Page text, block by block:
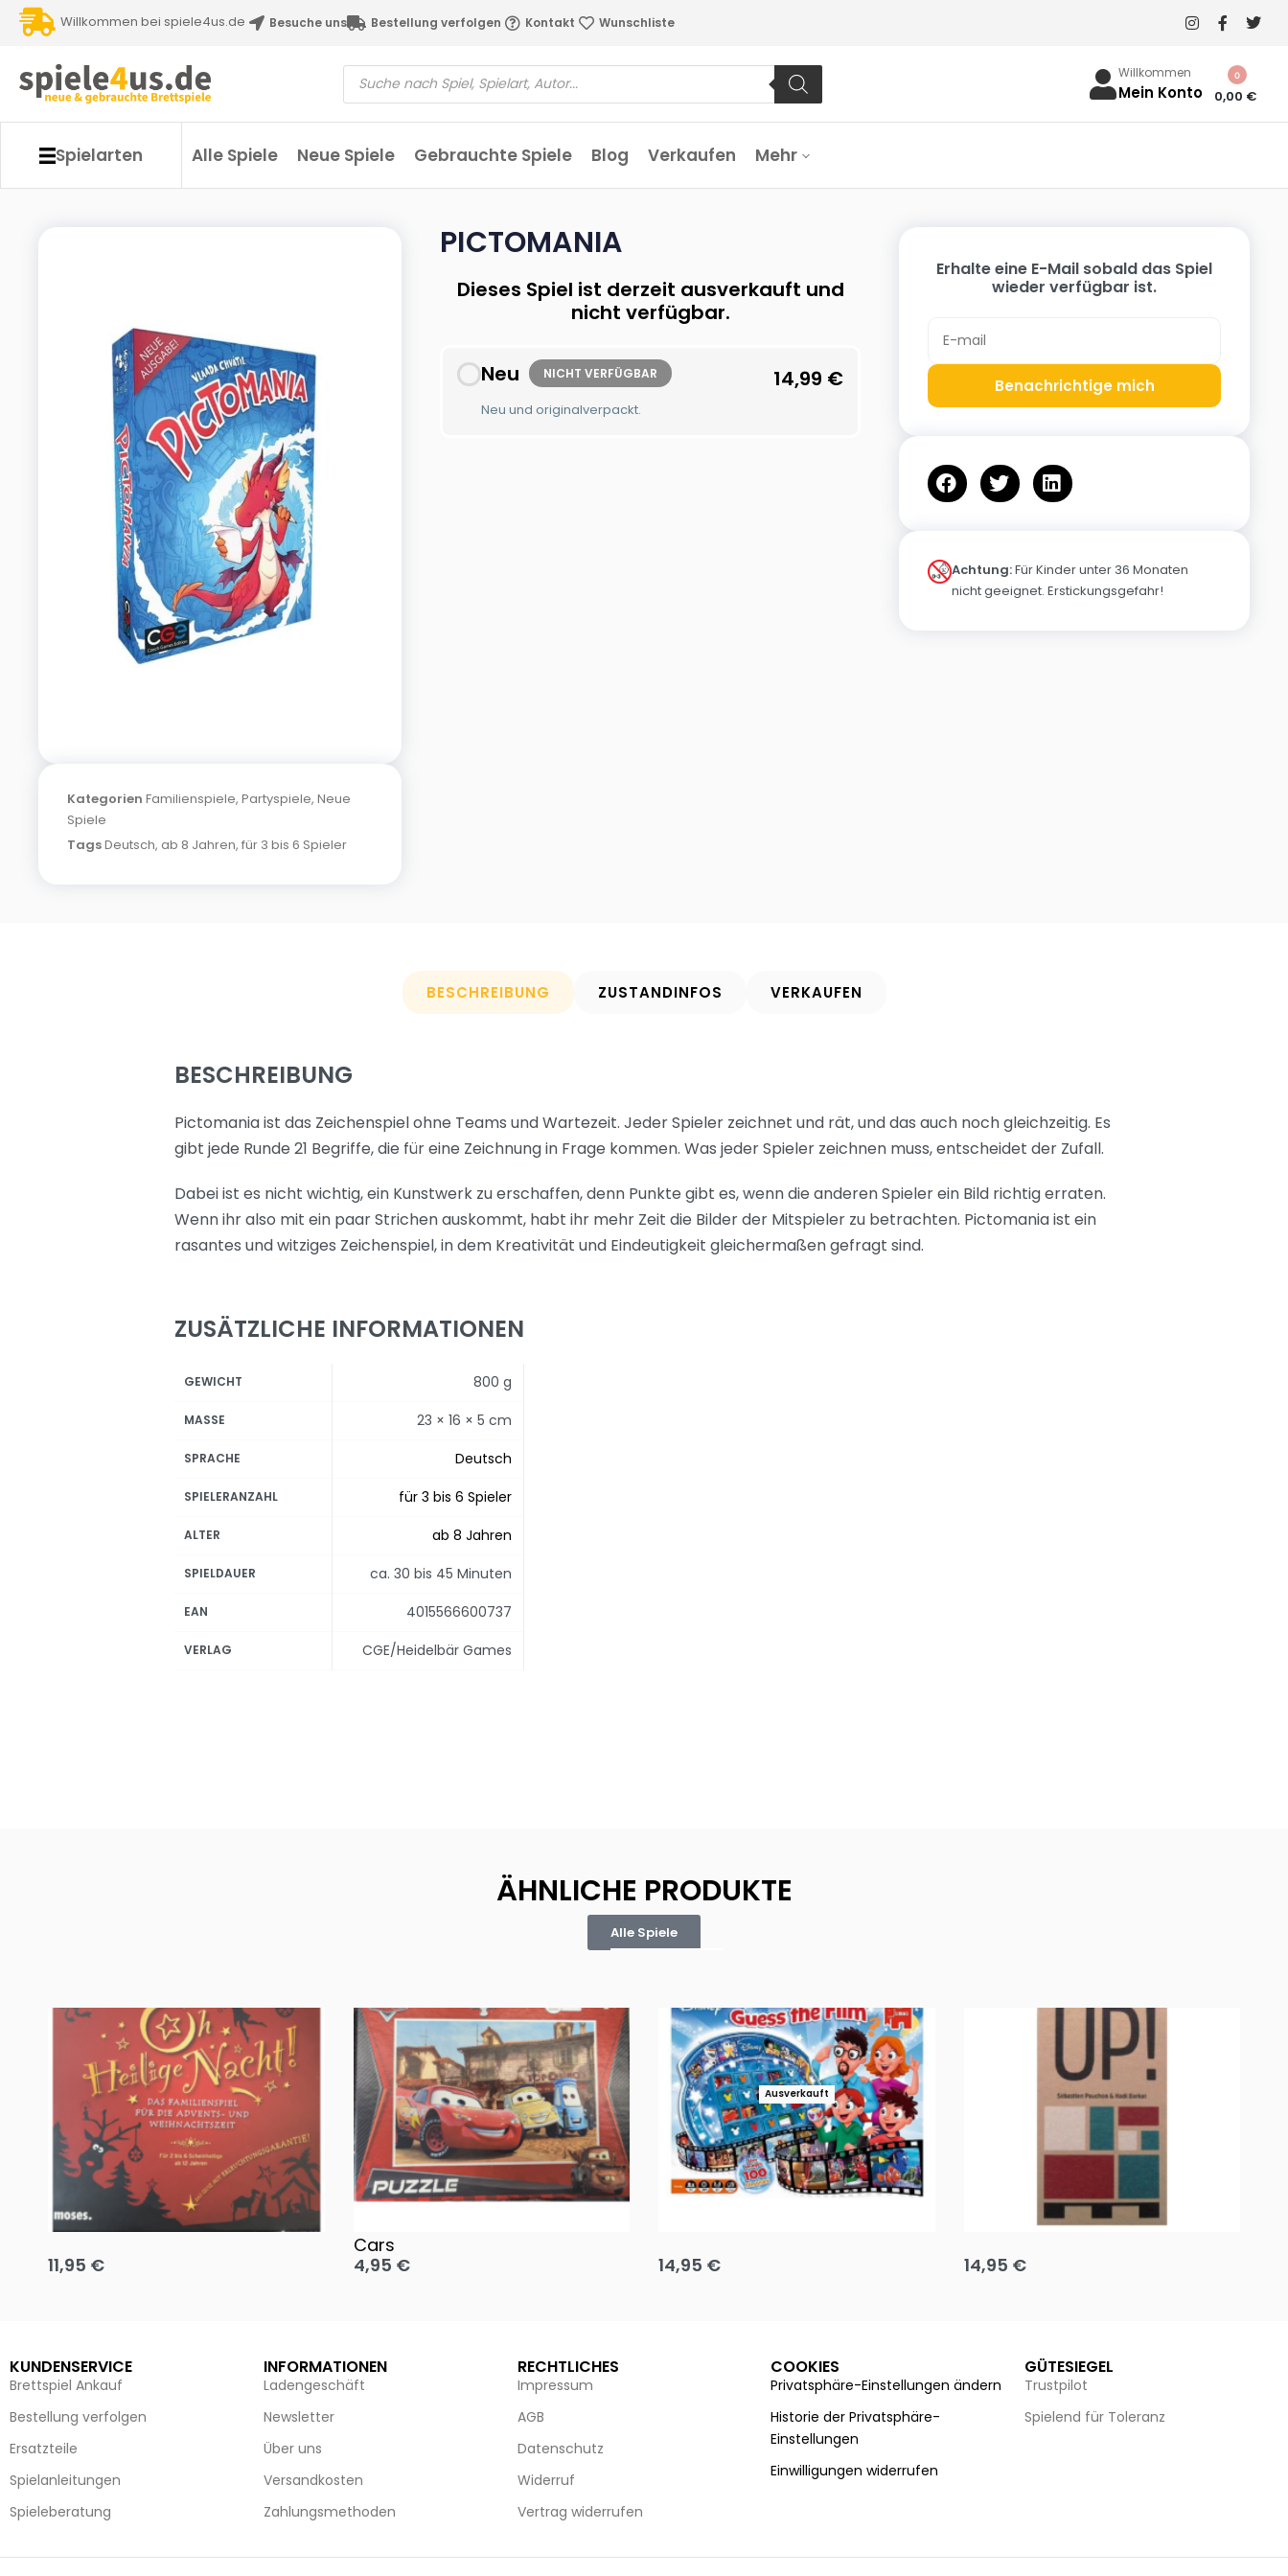
Willkommen bei spiele4us.de Besuche uns Bestellung verfolgen Kontakt Wunschliste
Willkommen
Mein Konto 0,00 €
0
Spielarten Alle Spiele Neue Spiele Gebrauchte Spiele Blog Verkaufen Mehr
Kategorien Familienspiele, Partyspiele, Neue
Spiele
TagsDeutsch, ab 8 Jahren, für 3 bis 6 Spieler
PICTOMANIA
Dieses Spiel ist derzeit ausverkauft und
nicht verfügbar.
Neu NICHT VERFÜGBAR
Neu und originalverpackt.
14,99 €
Erhalte eine E-Mail sobald das Spiel
wieder verfügbar ist.
Benachrichtige mich
Achtung:Für Kinder unter 36 Monaten
nicht geeignet. Erstickungsgefahr!
BESCHREIBUNG ZUSTANDINFOS VERKAUFEN
BESCHREIBUNG
Pictomania ist das Zeichenspiel ohne Teams und Wartezeit. Jeder Spieler zeichnet und rät, und das auch noch gleichzeitig. Es
gibt jede Runde 21 Begriffe, die für eine Zeichnung in Frage kommen. Was jeder Spieler zeichnen muss, entscheidet der Zufall.
Dabei ist es nicht wichtig, ein Kunstwerk zu erschaffen, denn Punkte gibt es, wenn die anderen Spieler ein Bild richtig erraten.
Wenn ihr also mit ein paar Strichen auskommt, habt ihr mehr Zeit die Bilder der Mitspieler zu betrachten. Pictomania ist ein
rasantes und witziges Zeichenspiel, in dem Kreativität und Eindeutigkeit gleichermaßen gefragt sind.
ZUSÄTZLICHE INFORMATIONEN
GEWICHT 800 g
MASSE 23 × 16 × 5 cm
SPRACHE Deutsch
SPIELERANZAHL für 3 bis 6 Spieler
ALTER ab 8 Jahren
SPIELDAUER ca. 30 bis 45 Minuten
EAN 4015566600737
VERLAG CGE/Heidelbär Games
ÄHNLICHE PRODUKTE
Alle Spiele
Oh, heilige Nacht!
11,95 €
Cars
4,95 €
Ausverkauft
14,95 €
Team up
14,95 €
KUNDENSERVICE
Brettspiel Ankauf
Bestellung verfolgen
Ersatzteile
Spielanleitungen
Spieleberatung
INFORMATIONEN
Ladengeschäft
Newsletter
Über uns
Versandkosten
Zahlungsmethoden
RECHTLICHES
Impressum
AGB
Datenschutz
Widerruf
Vertrag widerrufen
COOKIES
Privatsphäre-Einstellungen ändern
Historie der Privatsphäre-
Einstellungen
Einwilligungen widerrufen
GÜTESIEGEL
Trustpilot
Spielend für Toleranz